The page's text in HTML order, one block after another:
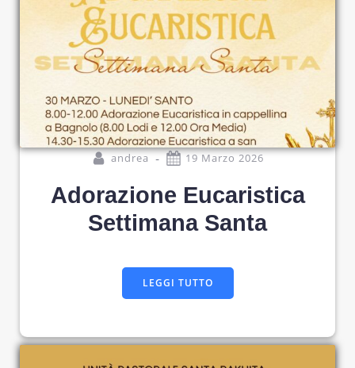
andrea - 19 Marzo 2026
Adorazione Eucaristica
Settimana Santa
LEGGI TUTTO